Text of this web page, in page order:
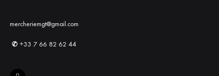
mercheriemgt@gmail.com
✆ +33 7 66 82 62 44